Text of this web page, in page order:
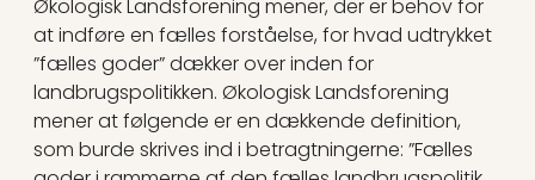
Økologisk Landsforening mener, der er behov for
at indføre en fælles forståelse, for hvad udtrykket
”fælles goder” dækker over inden for
landbrugspolitikken. Økologisk Landsforening
mener at følgende er en dækkende definition,
som burde skrives ind i betragtningerne: ”Fælles